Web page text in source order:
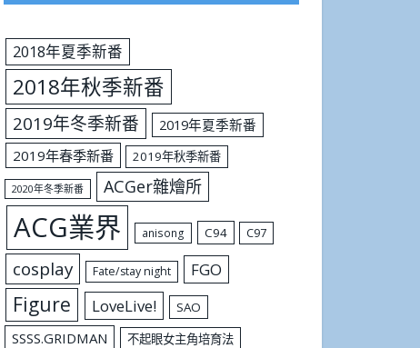
2018年夏季新番
2018年秋季新番
2019年冬季新番
2019年夏季新番
2019年春季新番
2019年秋季新番
2020年冬季新番 ACGer雜燴所
ACG業界 anisong C94 C97
cosplay Fate/stay night FGO
Figure LoveLive! SAO
SSSS.GRIDMAN 不起眼女主角培育法